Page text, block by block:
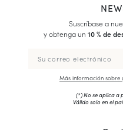
Suscríbase a
y obtenga un 10 % de
Más información sobre
(*) No se aplica a
Válido solo en el